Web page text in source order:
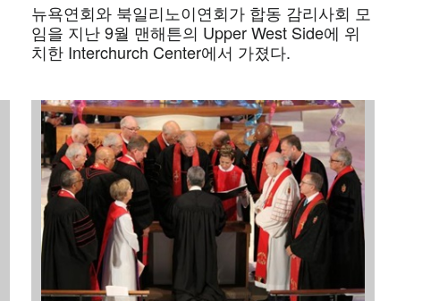
뉴욕연회와 북일리노이연회가 합동 감리사회 모
임을 지난 9월 맨해튼의 Upper West Side에 위
치한 Interchurch Center에서 가졌다.